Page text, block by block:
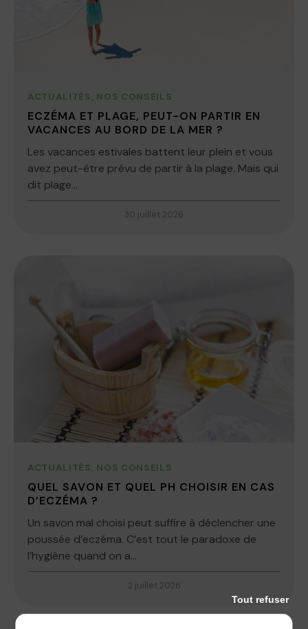
ACTUALITÉS, NOS CONSEILS
ECZÉMA ET PLAGE, PEUT-ON PARTIR EN
VACANCES AU BORD DE LA MER ?
Les vacances estivales battent leur plein et vous
avez peut-être prévu de partir à la plage. Mais qui
dit plage...
30 juillet 2026
ACTUALITÉS, NOS CONSEILS
QUEL SAVON ET QUEL PH CHOISIR EN CAS
D’ECZÉMA ?
Un savon mal choisi peut suffire à déclencher une
poussée d’eczéma. C’est tout le paradoxe de
l’hygiène quand on a...
2 juillet 2026
Tout refuser